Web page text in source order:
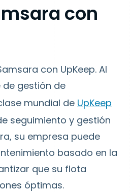
con
con UpKeep. Al
gestión de
mundial de UpKeep
seguimiento y gestión
su empresa puede
basado en la
que su flota
óptimas.